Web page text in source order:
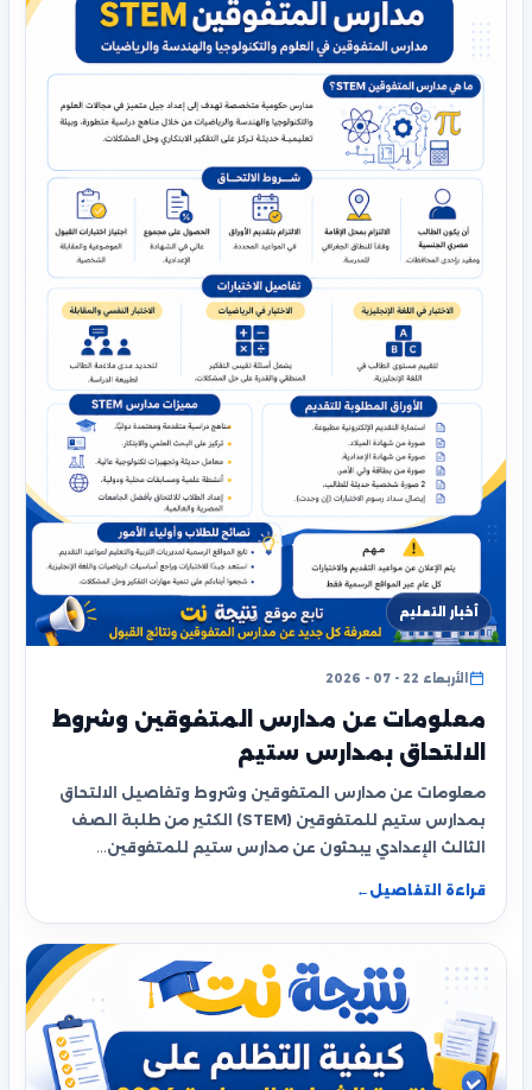
أخبار التعليم
الأربعاء 22 - 07 - 2026
معلومات عن مدارس المتفوقين وشروط
الالتحاق بمدارس ستيم
معلومات عن مدارس المتفوقين وشروط وتفاصيل الالتحاق
بمدارس ستيم للمتفوقين (STEM) الكثير من طلبة الصف
الثالث الإعدادي يبحثون عن مدارس ستيم للمتفوقين…
قراءة التفاصيل ←